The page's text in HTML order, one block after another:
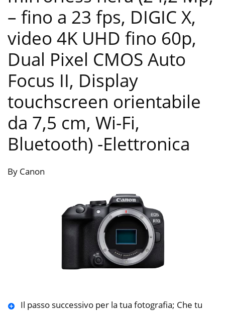
– fino a 23 fps, DIGIC X,
video 4K UHD fino 60p,
Dual Pixel CMOS Auto
Focus II, Display
touchscreen orientabile
da 7,5 cm, Wi-Fi,
Bluetooth) -Elettronica
By Canon
Il passo successivo per la tua fotografia; Che tu